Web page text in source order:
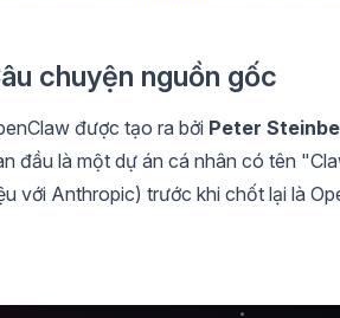
chuyện nguồn gốc
được tạo ra bởi Peter
đầu là một dự án cá nhân có tên
với Anthropic) trước khi chốt lại là